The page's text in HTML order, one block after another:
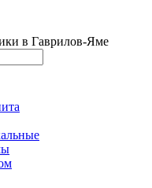
в Гаврилов-Яме